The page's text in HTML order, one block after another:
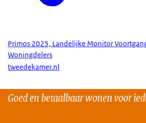
Primos 2025, Landelijke Monitor
Woningdelers
tweedekamer.nl
Goed en betaalbaar wonen voor